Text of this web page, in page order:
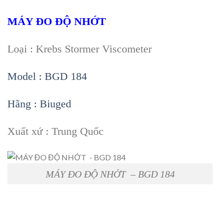
MÁY ĐO ĐỘ NHỚT
Loại : Krebs Stormer Viscometer
Model : BGD 184
Hãng : Biuged
Xuất xứ : Trung Quốc
MÁY ĐO ĐỘ NHỚT – BGD 184